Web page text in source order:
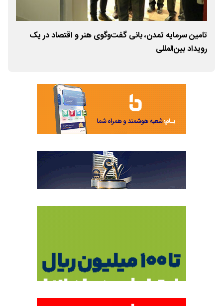
تامین سرمایه تمدن، بانی گفت‌وگوی هنر و اقتصاد در یک
رویداد بین‌المللی